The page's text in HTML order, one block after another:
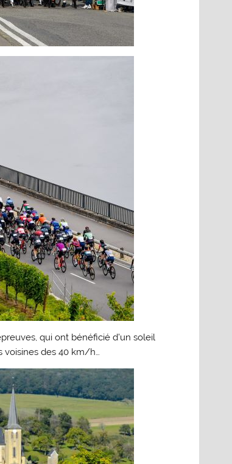
qui ont bénéficié d’un soleil
voisines des 40 km/h…